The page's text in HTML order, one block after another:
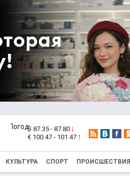
$ 87.35 - 87.80
€ 100.47 - 101.47
КУЛЬТУРА СПОРТ ПРОИСШЕСТВИЯ